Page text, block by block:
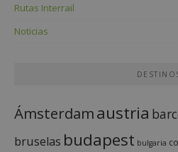
Rutas Interrail
Noticias
Ámsterdamaustria
bruselas budapest bulgaria